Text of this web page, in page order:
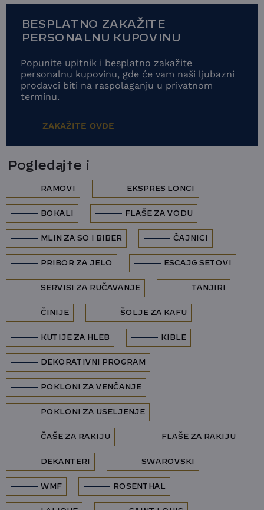
BESPLATNO ZAKAŽITE
PERSONALNU KUPOVINU
Popunite upitnik i besplatno zakažite
personalnu kupovinu, gde će vam naši ljubazni
prodavci biti na raspolaganju u privatnom
terminu.
ZAKAŽITE OVDE
Pogledajte i
RAMOVI EKSPRES LONCI
BOKALI FLAŠE ZA VODU
MLIN ZA SO I BIBER ČAJNICI
PRIBOR ZA JELO ESCAJG SETOVI
SERVISI ZA RUČAVANJE TANJIRI
ČINIJE ŠOLJE ZA KAFU
KUTIJE ZA HLEB KIBLE
DEKORATIVNI PROGRAM
POKLONI ZA VENČANJE
POKLONI ZA USELJENJE
ČAŠE ZA RAKIJU FLAŠE ZA RAKIJU
DEKANTERI SWAROVSKI
WMF ROSENTHAL